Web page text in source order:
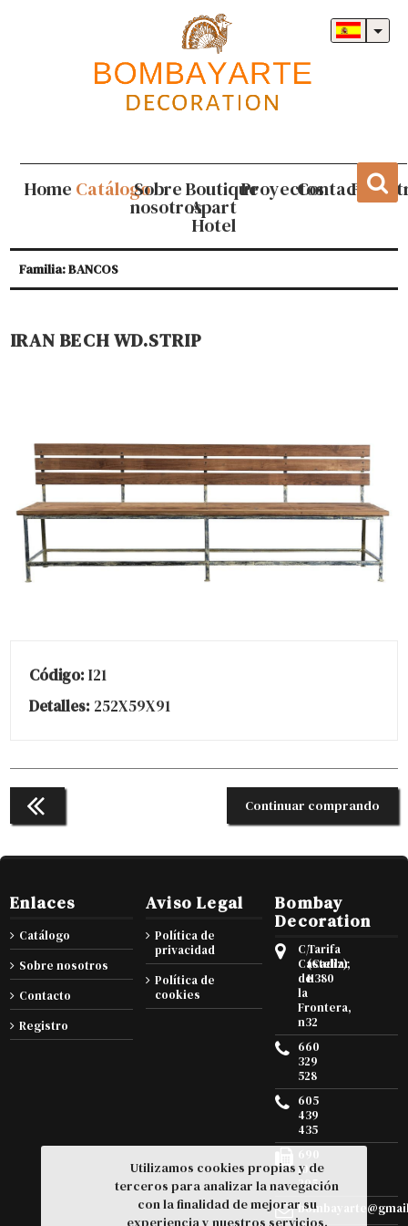
Home CatálogoSobre
nosotros
Boutique
Apart
Hotel
ProyectosContacto
Familia: BANCOS
IRAN BECH WD.STRIP
Código: I21
Detalles: 252X59X91
Continuar comprando
Enlaces
Catálogo
Sobre nosotros
Contacto
Registro
Aviso Legal
Política de
privacidad
Política de
cookies
Bombay
Decoration
C/
Castellar
de
la
Frontera,
n32
Tarifa
(Cadiz),
11380
660
329
528
605
439
435
105
295
Utilizamos cookies propias y de
terceros para analizar la navegación
con la finalidad de mejorar su
experiencia y nuestros servicios.